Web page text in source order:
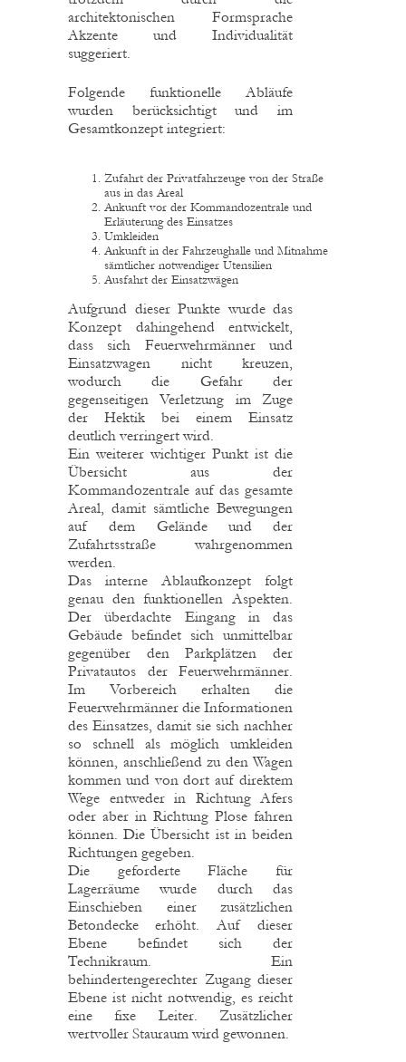
architektonischen Formsprache
Akzente und Individualität
suggeriert.
Folgende funktionelle Abläufe
wurden berücksichtigt und im
Gesamtkonzept integriert:
Zufahrt der Privatfahrzeuge von der Straße
aus in das Areal
Ankunft vor der Kommandozentrale und
Erläuterung des Einsatzes
Umkleiden
Ankunft in der Fahrzeughalle und Mitnahme
sämtlicher notwendiger Utensilien
Ausfahrt der Einsatzwägen
Aufgrund dieser Punkte wurde das
Konzept dahingehend entwickelt,
dass sich Feuerwehrmänner und
Einsatzwagen nicht kreuzen,
wodurch die Gefahr der
gegenseitigen Verletzung im Zuge
der Hektik bei einem Einsatz
deutlich verringert wird.
Ein weiterer wichtiger Punkt ist die
Übersicht aus der
Kommandozentrale auf das gesamte
Areal, damit sämtliche Bewegungen
auf dem Gelände und der
Zufahrtsstraße wahrgenommen
werden.
Das interne Ablaufkonzept folgt
genau den funktionellen Aspekten.
Der überdachte Eingang in das
Gebäude befindet sich unmittelbar
gegenüber den Parkplätzen der
Privatautos der Feuerwehrmänner.
Im Vorbereich erhalten die
Feuerwehrmänner die Informationen
des Einsatzes, damit sie sich nachher
so schnell als möglich umkleiden
können, anschließend zu den Wagen
kommen und von dort auf direktem
Wege entweder in Richtung Afers
oder aber in Richtung Plose fahren
können. Die Übersicht ist in beiden
Richtungen gegeben.
Die geforderte Fläche für
Lagerräume wurde durch das
Einschieben einer zusätzlichen
Betondecke erhöht. Auf dieser
Ebene befindet sich der
Technikraum. Ein
behindertengerechter Zugang dieser
Ebene ist nicht notwendig, es reicht
eine fixe Leiter. Zusätzlicher
wertvoller Stauraum wird gewonnen.